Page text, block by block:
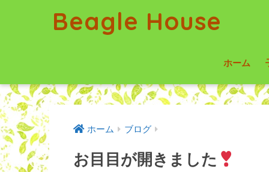
Beagle House
ホーム
ホーム ブログ
お目目が開きました